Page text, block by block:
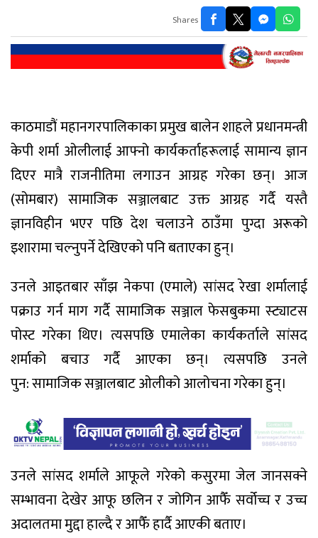
Shares
काठमाडौं महानगरपालिकाका प्रमुख बालेन शाहले प्रधानमन्त्री
केपी शर्मा ओलीलाई आफ्नो कार्यकर्ताहरूलाई सामान्य ज्ञान
दिएर मात्रै राजनीतिमा लगाउन आग्रह गरेका छन्। आज
(सोमबार) सामाजिक सञ्जालबाट उक्त आग्रह गर्दै यस्तै
ज्ञानविहीन भएर पछि देश चलाउने ठाउँमा पुग्दा अरूको
इशारामा चल्नुपर्ने देखिएको पनि बताएका हुन्।
उनले आइतबार साँझ नेकपा (एमाले) सांसद रेखा शर्मालाई
पक्राउ गर्न माग गर्दै सामाजिक सञ्जाल फेसबुकमा स्ट्याटस
पोस्ट गरेका थिए। त्यसपछि एमालेका कार्यकर्ताले सांसद
शर्माको बचाउ गर्दै आएका छन्। त्यसपछि उनले
पुन: सामाजिक सञ्जालबाट ओलीको आलोचना गरेका हुन्।
उनले सांसद शर्माले आफूले गरेको कसुरमा जेल जानसक्ने
सम्भावना देखेर आफू छलिन र जोगिन आफैँ सर्वोच्च र उच्च
अदालतमा मुद्दा हाल्दै र आफैँ हार्दै आएकी बताए।